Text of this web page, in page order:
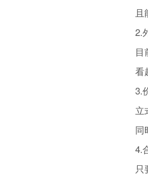
2.
目
看
3.
立
同
4.
只